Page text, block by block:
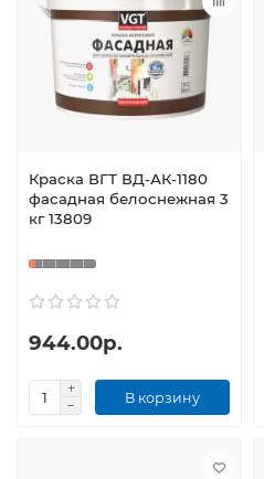
Краска ВГТ ВД-АК-1180
фасадная белоснежная 3
кг 13809
944.00р.
В корзину